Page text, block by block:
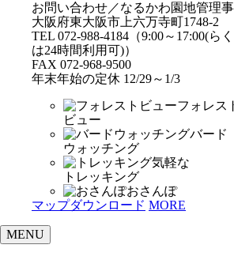
お問い合わせ／なるかわ園地管理
大阪府東大阪市上六万寺町1748-2
TEL 072-988-4184（9:00～17:00(ら
は24時間利用可)）
FAX 072-968-9500
年末年始の定休 12/29～1/3
フォレス
ビュー
バード
ウォッチング
気軽な
トレッキング
おさんぽ
マップダウンロード MORE
MENU